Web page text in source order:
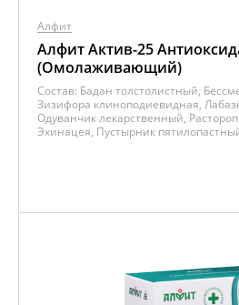
Алфит
Алфит Актив-25
(Омолаживающий)
Состав: Бадан толстолистный,
Зизифора клиноподиевидная,
Одуванчик лекарственный,
Эхинацея, Пустырник